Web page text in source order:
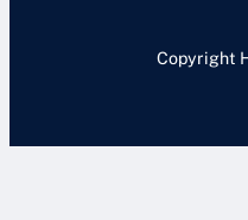
Copyright